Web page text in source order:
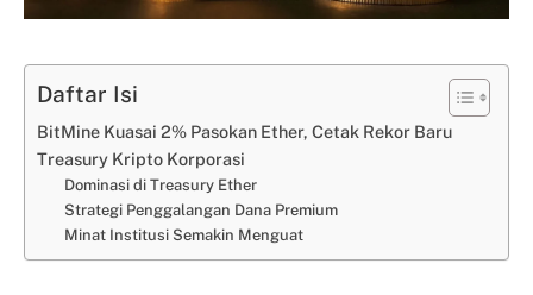
Daftar Isi
BitMine Kuasai 2% Pasokan Ether, Cetak Rekor Baru
Treasury Kripto Korporasi
Dominasi di Treasury Ether
Strategi Penggalangan Dana Premium
Minat Institusi Semakin Menguat